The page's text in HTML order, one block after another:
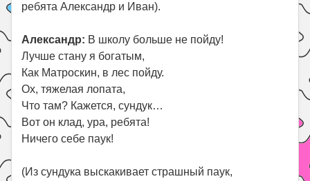
ребята Александр и Иван).
Александр: В школу больше не пойду!
Лучше стану я богатым,
Как Матроскин, в лес пойду.
Ох, тяжелая лопата,
Что там? Кажется, сундук…
Вот он клад, ура, ребята!
Ничего себе паук!
(Из сундука выскакивает страшный паук,